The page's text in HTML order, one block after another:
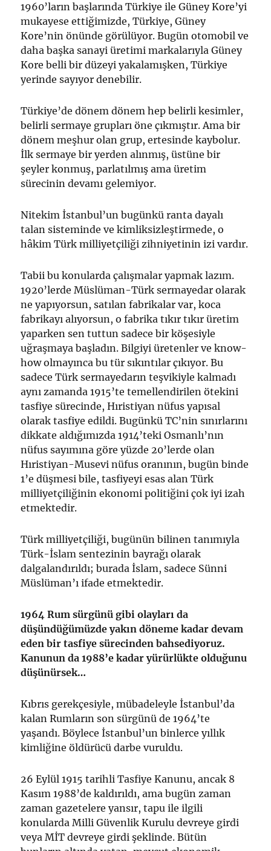
1960’ların başlarında Türkiye ile Güney Kore’yi
mukayese ettiğimizde, Türkiye, Güney
Kore’nin önünde görülüyor. Bugün otomobil ve
daha başka sanayi üretimi markalarıyla Güney
Kore belli bir düzeyi yakalamışken, Türkiye
yerinde sayıyor denebilir.
Türkiye’de dönem dönem hep belirli kesimler,
belirli sermaye grupları öne çıkmıştır. Ama bir
dönem meşhur olan grup, ertesinde kaybolur.
İlk sermaye bir yerden alınmış, üstüne bir
şeyler konmuş, parlatılmış ama üretim
sürecinin devamı gelemiyor.
Nitekim İstanbul’un bugünkü ranta dayalı
talan sisteminde ve kimliksizleştirmede, o
hâkim Türk milliyetçiliği zihniyetinin izi vardır.
Tabii bu konularda çalışmalar yapmak lazım.
1920’lerde Müslüman-Türk sermayedar olarak
ne yapıyorsun, satılan fabrikalar var, koca
fabrikayı alıyorsun, o fabrika tıkır tıkır üretim
yaparken sen tuttun sadece bir köşesiyle
uğraşmaya başladın. Bilgiyi üretenler ve know-
how olmayınca bu tür sıkıntılar çıkıyor. Bu
sadece Türk sermayedarın teşvikiyle kalmadı
aynı zamanda 1915’te temellendirilen ötekini
tasfiye sürecinde, Hıristiyan nüfus yapısal
olarak tasfiye edildi. Bugünkü TC’nin sınırlarını
dikkate aldığımızda 1914’teki Osmanlı’nın
nüfus sayımına göre yüzde 20’lerde olan
Hıristiyan-Musevi nüfus oranının, bugün binde
1’e düşmesi bile, tasfiyeyi esas alan Türk
milliyetçiliğinin ekonomi politiğini çok iyi izah
etmektedir.
Türk milliyetçiliği, bugünün bilinen tanımıyla
Türk-İslam sentezinin bayrağı olarak
dalgalandırıldı; burada İslam, sadece Sünni
Müslüman’ı ifade etmektedir.
1964 Rum sürgünü gibi olayları da
düşündüğümüzde yakın döneme kadar devam
eden bir tasfiye sürecinden bahsediyoruz.
Kanunun da 1988’e kadar yürürlükte olduğunu
düşünürsek…
Kıbrıs gerekçesiyle, mübadeleyle İstanbul’da
kalan Rumların son sürgünü de 1964’te
yaşandı. Böylece İstanbul’un binlerce yıllık
kimliğine öldürücü darbe vuruldu.
26 Eylül 1915 tarihli Tasfiye Kanunu, ancak 8
Kasım 1988’de kaldırıldı, ama bugün zaman
zaman gazetelere yansır, tapu ile ilgili
konularda Milli Güvenlik Kurulu devreye girdi
veya MİT devreye girdi şeklinde. Bütün